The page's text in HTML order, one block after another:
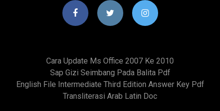
Cara Update Ms Office 2007 Ke 2010
Sap Gizi Seimbang Pada Balita Pdf
English File Intermediate Third Edition Answer Key Pdf
Transliterasi Arab Latin Doc